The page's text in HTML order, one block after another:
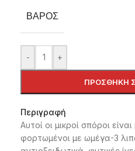
ΒΆΡΟΣ
- +
ΠΡΟΣΘΉΚΗ
Περιγραφή
Αυτοί οι μικροί σπόροι
φορτωμένοι με ωμέγα-3